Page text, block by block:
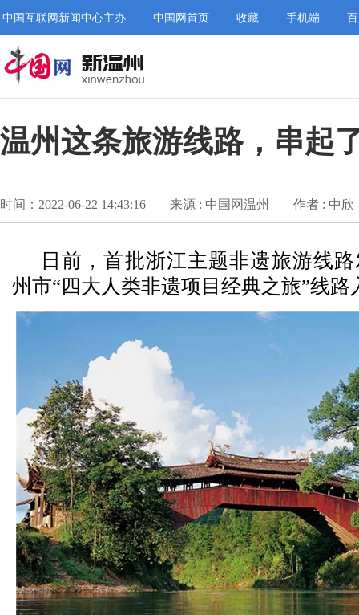
中国互联网新闻中心主办 中国网首页 收藏 手机端
温州这条旅游线路，串起
时间：2022-06-22 14:43:16 来源 : 中国网温州 作者 : 中欣
日前，首批浙江主题非遗旅游线
州市“四大人类非遗项目经典之旅”线路